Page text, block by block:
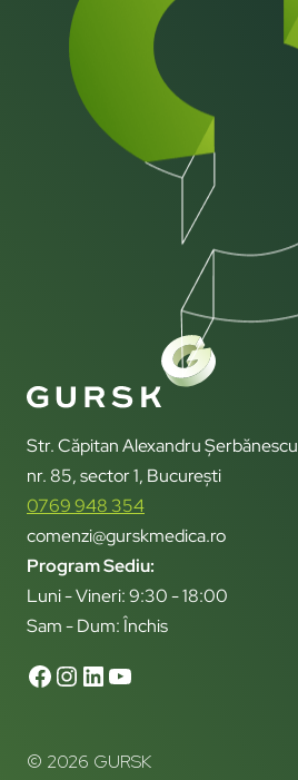
Str. Căpitan Alexandru Șerbănescu
nr. 85, sector 1, București
0769 948 354
comenzi@gurskmedica.ro
Program Sediu:
Luni - Vineri: 9:30 - 18:00
Sam - Dum: Închis
© 2026 GURSK